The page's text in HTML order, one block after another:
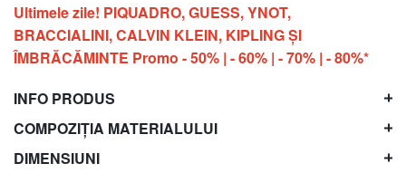
Ultimele zile! PIQUADRO, GUESS, YNOT,
BRACCIALINI, CALVIN KLEIN, KIPLING ŞI
ÎMBRĂCĂMINTE Promo - 50% | - 60% | - 70% | - 80%*
INFO PRODUS
COMPOZIȚIA MATERIALULUI
DIMENSIUNI